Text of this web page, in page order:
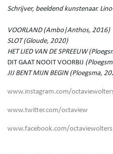
Schrijver, beeldend kunstenaar.
VOORLAND (Ambo|Anthos, 2016)
SLOT (Gloude, 2020)
HET LIED VAN DE SPREEUW
DIT GAAT NOOIT VOORBIJ
JIJ BENT MIJN BEGIN (Ploegsma,
www.instagram.com/
www.twitter.com/octaview
www.facebook.com/octaviewolters